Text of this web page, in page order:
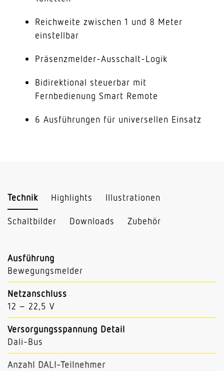
Reichweite zwischen 1 und 8 Meter
einstellbar
Präsenzmelder-Ausschalt-Logik
Bidirektional steuerbar mit
Fernbedienung Smart Remote
6 Ausführungen für universellen Einsatz
Technik Highlights Illustrationen
Schaltbilder Downloads Zubehör
Ausführung
Bewegungsmelder
Netzanschluss
12 – 22,5 V
Versorgungsspannung Detail
Dali-Bus
Anzahl DALI-Teilnehmer